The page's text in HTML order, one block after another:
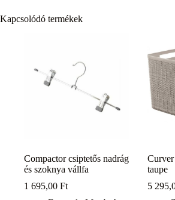
Kapcsolódó termékek
Compactor csiptetős nadrág
és szoknya vállfa
1 695,00 Ft
Curver
taupe
5